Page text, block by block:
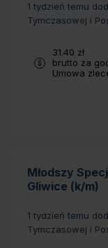
1 tydzień temu
Tymczasowej i
31.40 zł
brutto za
Typ umowy:
Umowa
Młodszy
Gliwice (k/m)
1 tydzień temu
Tymczasowej i